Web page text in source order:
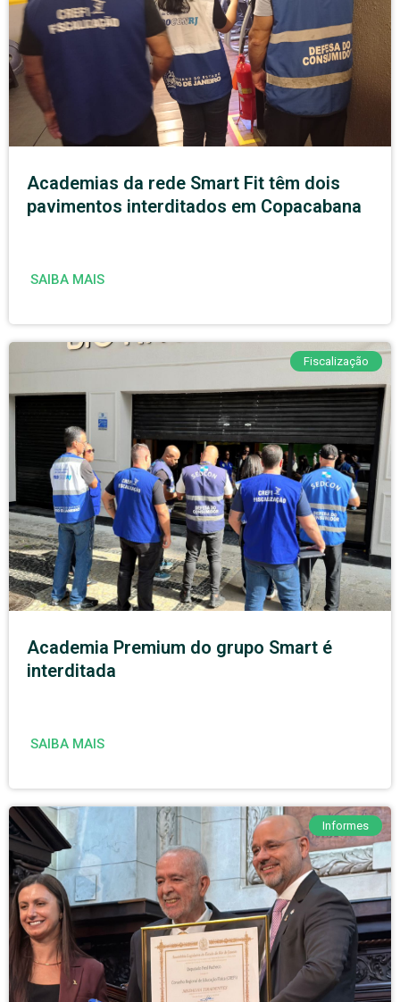
Academias da rede Smart Fit têm dois
pavimentos interditados em Copacabana
SAIBA MAIS
Fiscalização
Academia Premium do grupo Smart é
interditada
SAIBA MAIS
Informes